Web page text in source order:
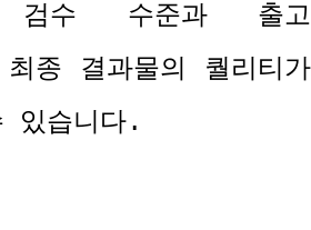
검수 수준과 출고
종 결과물의 퀄리티가
있습니다.